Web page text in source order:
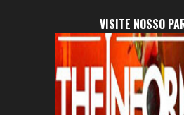
VISITE NOSSO